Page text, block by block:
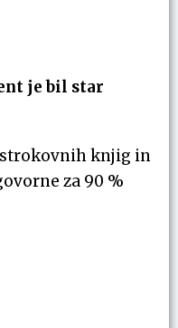
je bil star
strokovnih knjig in
za 90 %